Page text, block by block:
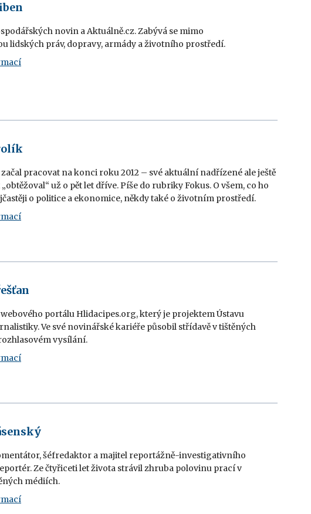
novin a Aktuálně.cz. Zabývá se mimo
lidských práv, dopravy, armády a životního prostředí.
pracovat na konci roku 2012 – své aktuální nadřízené ale ještě
už o pět let dříve. Píše do rubriky Fokus. O všem, co ho
o politice a ekonomice, někdy také o životním prostředí.
portálu Hlidacipes.org, který je projektem Ústavu
Ve své novinářské kariéře působil střídavě v tištěných
vysílání.
šéfredaktor a majitel reportážně-investigativního
Ze čtyřiceti let života strávil zhruba polovinu prací v
médiích.